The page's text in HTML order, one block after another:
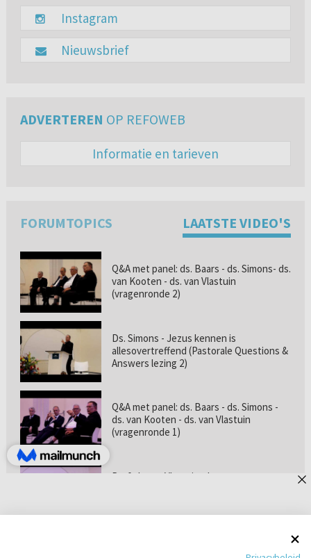
Instagram
Nieuwsbrief
ADVERTEREN OP REFOWEB
Informatie en tarieven
FORUMTOPICS LAATSTE VIDEO'S
Q&A met panel: ds. Baars - ds. Simons- ds.
van Kooten - ds. van Vlastuin
(vragenronde 2)
Ds. Simons - Jezus kennen is
allesovertreffend (Pastorale Questions &
Answers lezing 2)
Q&A met panel: ds. Baars - ds. Simons -
ds. van Kooten - ds. van Vlastuin
(vragenronde 1)
Prof. dr. van Vlastuin - Is